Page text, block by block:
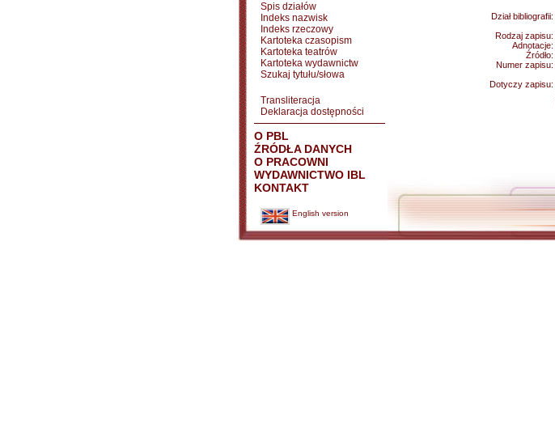
Spis działów
Indeks nazwisk
Indeks rzeczowy
Kartoteka czasopism
Kartoteka teatrów
Kartoteka wydawnictw
Szukaj tytułu/słowa
Transliteracja
Deklaracja dostępności
O PBL
ŹRÓDŁA DANYCH
O PRACOWNI
WYDAWNICTWO IBL
KONTAKT
English version
Dział bibliografii:
Rodzaj zapisu:
Adnotacje:
Źródło:
Numer zapisu:
Dotyczy zapisu: